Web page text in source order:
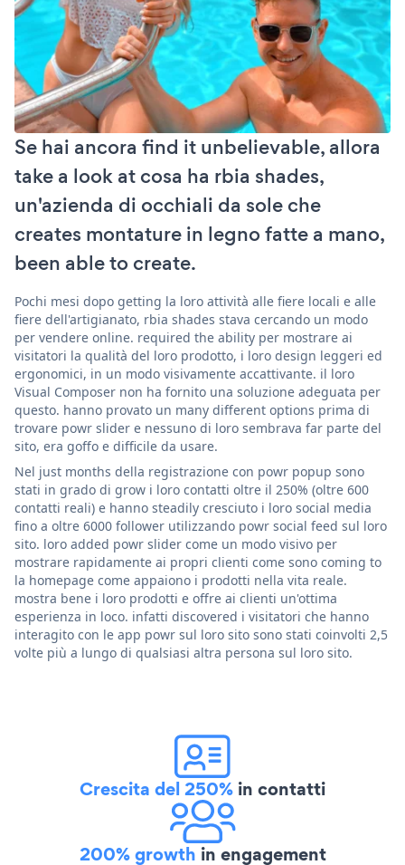
Se hai ancora find it unbelievable, allora
take a look at cosa ha rbia shades,
un'azienda di occhiali da sole che
creates montature in legno fatte a mano,
been able to create.
Pochi mesi dopo getting la loro attività alle fiere locali e alle
fiere dell'artigianato, rbia shades stava cercando un modo
per vendere online. required the ability per mostrare ai
visitatori la qualità del loro prodotto, i loro design leggeri ed
ergonomici, in un modo visivamente accattivante. il loro
Visual Composer non ha fornito una soluzione adeguata per
questo. hanno provato un many different options prima di
trovare powr slider e nessuno di loro sembrava far parte del
sito, era goffo e difficile da usare.
Nel just months della registrazione con powr popup sono
stati in grado di grow i loro contatti oltre il 250% (oltre 600
contatti reali) e hanno steadily cresciuto i loro social media
fino a oltre 6000 follower utilizzando powr social feed sul loro
sito. loro added powr slider come un modo visivo per
mostrare rapidamente ai propri clienti come sono coming to
la homepage come appaiono i prodotti nella vita reale.
mostra bene i loro prodotti e offre ai clienti un'ottima
esperienza in loco. infatti discovered i visitatori che hanno
interagito con le app powr sul loro sito sono stati coinvolti 2,5
volte più a lungo di qualsiasi altra persona sul loro sito.
Crescita del 250% in contatti
200% growth in engagement